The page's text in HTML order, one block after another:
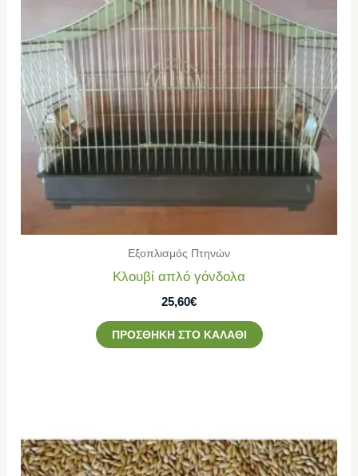
Εξοπλισμός Πτηνών
Κλουβί απλό γόνδολα
25,60€
ΠΡΟΣΘΉΚΗ ΣΤΟ ΚΑΛΆΘΙ